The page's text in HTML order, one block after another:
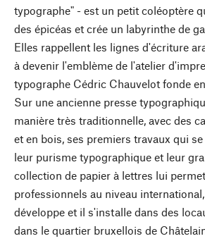
typographe" - est un petit coléoptère
des épicéas et crée un labyrinthe de
Elles rappellent les lignes d'écriture
à devenir l'emblème de l'atelier
typographe Cédric Chauvelot fonde
Sur une ancienne presse
manière très traditionnelle, avec des
et en bois, ses premiers travaux qui
leur purisme typographique et leur
collection de papier à lettres lui
professionnels au niveau
développe et il s'installe dans des
dans le quartier bruxellois de